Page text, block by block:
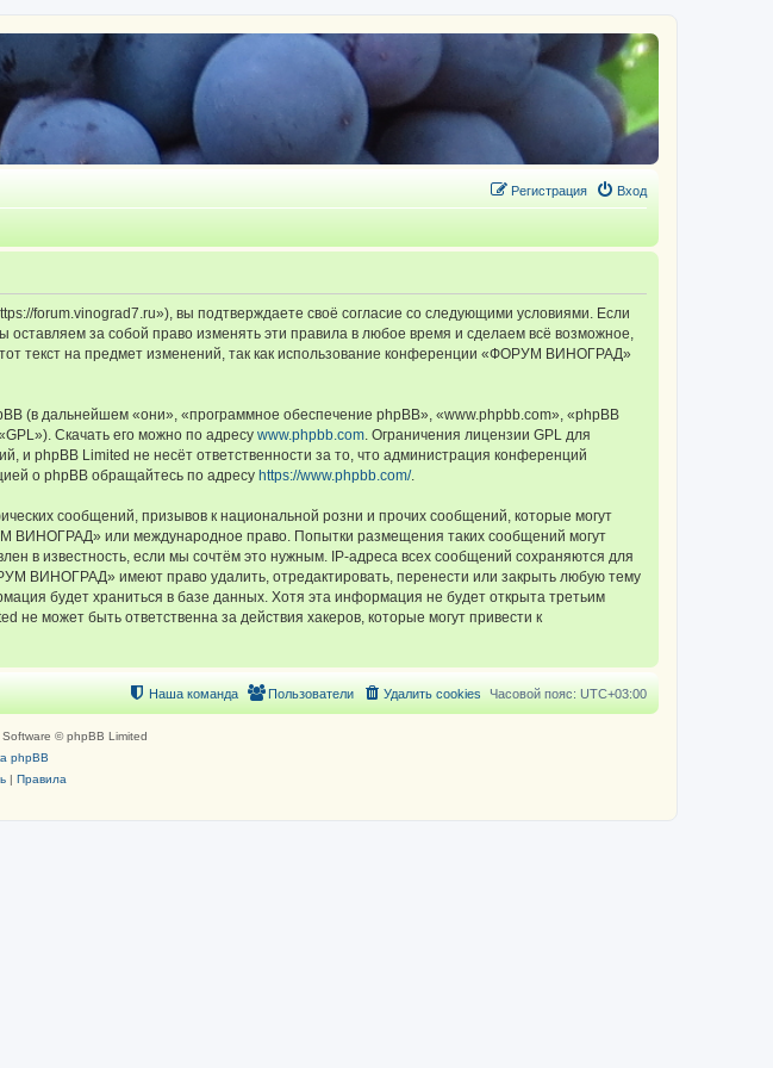
Вход
Регистрация
вы подтверждаете своё согласие со следующими условиями. Если
за собой право изменять эти правила в любое время и сделаем всё возможное,
текст на предмет изменений, так как использование конференции «ФОРУМ ВИНОГРАД»
(в дальнейшем «они», «программное обеспечение phpBB», «www.phpbb.com», «phpBB
Скачать его можно по адресу www.phpbb.com. Ограничения лицензии GPL для
и phpBB Limited не несёт ответственности за то, что администрация конференций
о phpBB обращайтесь по адресу https://www.phpbb.com/.
сообщений, призывов к национальной розни и прочих сообщений, которые могут
ВИНОГРАД» или международное право. Попытки размещения таких сообщений могут
в известность, если мы сочтём это нужным. IP-адреса всех сообщений сохраняются для
ВИНОГРАД» имеют право удалить, отредактировать, перенести или закрыть любую тему
будет храниться в базе данных. Хотя эта информация не будет открыта третьим
может быть ответственна за действия хакеров, которые могут привести к
Часовой пояс: UTC+03:00
Удалить cookies
Пользователи
Наша команда
© phpBB Limited
phpBB
| Правила